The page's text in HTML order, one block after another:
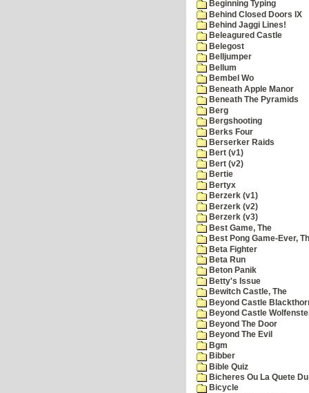
Beginning Typing
Behind Closed Doors IX
Behind Jaggi Lines!
Beleagured Castle
Belegost
Belljumper
Bellum
Bembel Wo
Beneath Apple Manor
Beneath The Pyramids
Berg
Bergshooting
Berks Four
Berserker Raids
Bert (v1)
Bert (v2)
Bertie
Bertyx
Berzerk (v1)
Berzerk (v2)
Berzerk (v3)
Best Game, The
Best Pong Game-Ever,
Beta Fighter
Beta Run
Beton Panik
Betty's Issue
Bewitch Castle, The
Beyond Castle
Beyond Castle
Beyond The Door
Beyond The Evil
Bgm
Bibber
Bible Quiz
Bicheres Ou La Quete
Bicycle